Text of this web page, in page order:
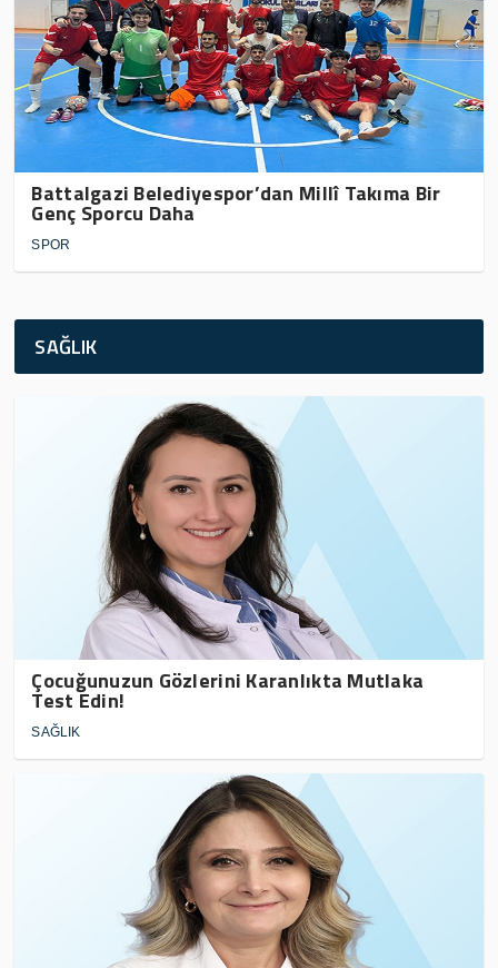
Battalgazi Belediyespor’dan Millî Takıma Bir
Genç Sporcu Daha
SPOR
SAĞLIK
Çocuğunuzun Gözlerini Karanlıkta Mutlaka
Test Edin!
SAĞLIK